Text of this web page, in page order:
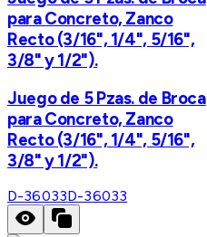
para Concreto, Zanco
Recto (3/16", 1/4", 5/16",
3/8" y 1/2").
Juego de 5 Pzas. de Broca
para Concreto, Zanco
Recto (3/16", 1/4", 5/16",
3/8" y 1/2").
D-36033D-36033